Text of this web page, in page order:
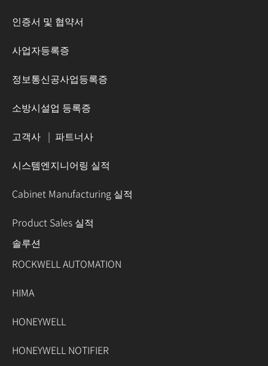
인증서 및 협약서
사업자등록증
정보통신공사업등록증
소방시설업 등록증
고객사 | 파트너사
시스템엔지니어링 실적
Cabinet Manufacturing 실적
Product Sales 실적
솔루션
ROCKWELL AUTOMATION
HIMA
HONEYWELL
HONEYWELL NOTIFIER